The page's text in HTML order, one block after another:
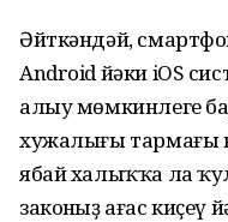
Әйткәндәй,
Android йәки iOS
алыу мөмкинлеге
хужалығы тармағы
ябай халыҡҡа ла
законһыҙ ағас киҫеү